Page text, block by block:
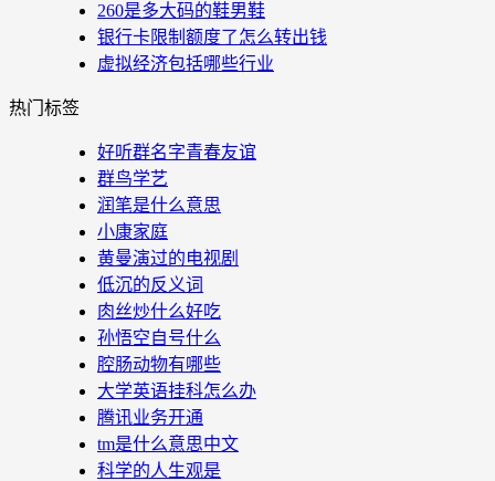
260是多大码的鞋男鞋
银行卡限制额度了怎么转出钱
虚拟经济包括哪些行业
热门标签
好听群名字青春友谊
群鸟学艺
润笔是什么意思
小康家庭
黄曼演过的电视剧
低沉的反义词
肉丝炒什么好吃
孙悟空自号什么
腔肠动物有哪些
大学英语挂科怎么办
腾讯业务开通
tm是什么意思中文
科学的人生观是